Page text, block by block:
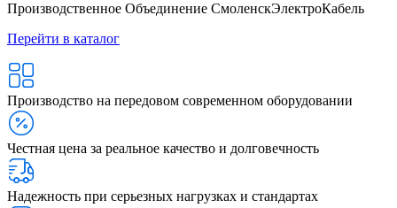
Производственное Объединение СмоленскЭлектроКабель
Перейти в каталог
Производство на передовом современном оборудовании
Честная цена за реальное качество и долговечность
Надежность при серьезных нагрузках и стандартах